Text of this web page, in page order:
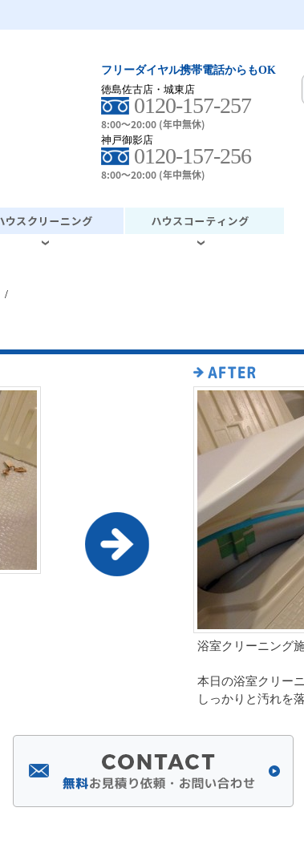
フリーダイヤル携帯電話からもOK
徳島佐古店・城東店
0120-157-257
8:00～20:00 (年中無休)
神戸御影店
0120-157-256
8:00～20:00 (年中無休)
/
浴室クリーニング
本日の浴室クリー
しっかりと汚れを